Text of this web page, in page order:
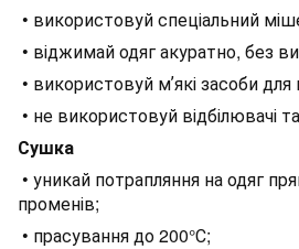
• використовуй спеціальний
• віджимай одяг акуратно, без
• використовуй мʼякі засоби для
• не використовуй відбілювачі
Сушка
• уникай потрапляння на одяг
променів;
• прасування до 200°С;